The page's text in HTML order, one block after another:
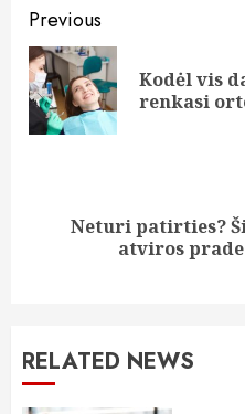
Continue
Reading
Previous
Kodėl vis
renkasi
NextNeturi patirties?
atviros
RELATED NEWS